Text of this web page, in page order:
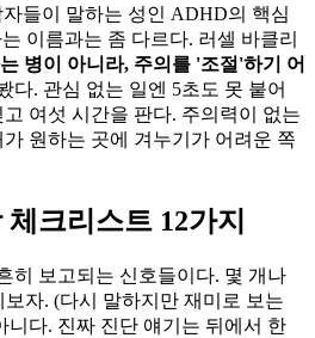
들이 말하는 성인 ADHD의 핵심
이름과는 좀 다르다. 러셀 바클리
병이 아니라, 주의를 '조절'하기 어
다. 관심 없는 일엔 5초도 못 붙어
여섯 시간을 판다. 주의력이 없는
원하는 곳에 겨누기가 어려운 쪽
크리스트 12가지
히 보고되는 신호들이다. 몇 개나
자. (다시 말하지만 재미로 보는
니다. 진짜 진단 얘기는 뒤에서 한